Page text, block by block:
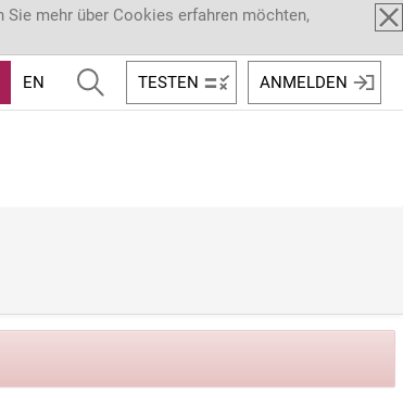
mehr über Cookies erfahren möchten,
EN TESTEN ANMELDEN